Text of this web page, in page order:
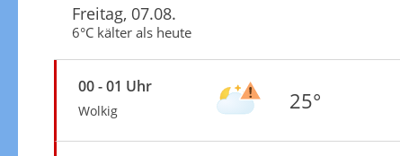
Freitag, 07.08.
6°C kälter als heute
00 - 01 Uhr
Wolkig 25°